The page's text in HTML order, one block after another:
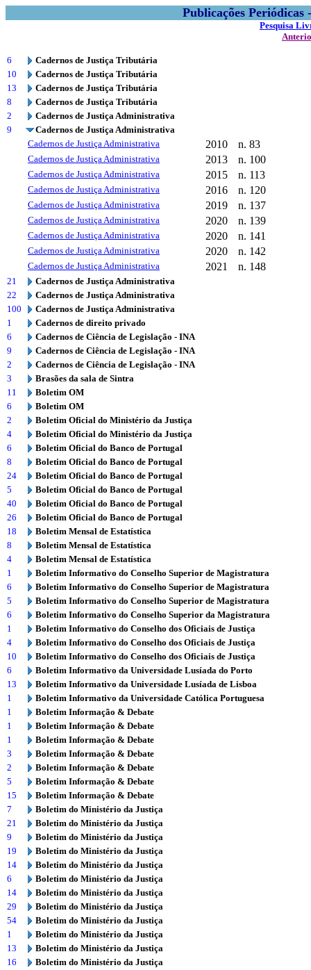
Publicações
Pesquisa
6
Cadernos de Justiça Tributária
10
Cadernos de Justiça Tributária
13
Cadernos de Justiça Tributária
8
Cadernos de Justiça Tributária
2
Cadernos de Justiça Administrativa
9
Cadernos de Justiça Administrativa
Cadernos de Justiça Administrativa
2010 n. 83
Cadernos de Justiça Administrativa 2013 n. 100
Cadernos de Justiça Administrativa 2015 n. 113
Cadernos de Justiça Administrativa 2016 n. 120
Cadernos de Justiça Administrativa 2019 n. 137
Cadernos de Justiça Administrativa 2020 n. 139
Cadernos de Justiça Administrativa 2020 n. 141
Cadernos de Justiça Administrativa 2020 n. 142
Cadernos de Justiça Administrativa 2021 n. 148
21
Cadernos de Justiça Administrativa
22
Cadernos de Justiça Administrativa
100
Cadernos de Justiça Administrativa
1
Cadernos de direito privado
6
Cadernos de Ciência de Legislação - INA
9
Cadernos de Ciência de Legislação - INA
2
Cadernos de Ciência de Legislação - INA
3
Brasões da sala de Sintra
11
Boletim OM
6
Boletim OM
2
Boletim Oficial do Ministério da Justiça
4
Boletim Oficial do Ministério da Justiça
6
Boletim Oficial do Banco de Portugal
8
Boletim Oficial do Banco de Portugal
24
Boletim Oficial do Banco de Portugal
5
Boletim Oficial do Banco de Portugal
40
Boletim Oficial do Banco de Portugal
26
Boletim Oficial do Banco de Portugal
18
Boletim Mensal de Estatística
8
Boletim Mensal de Estatística
4
Boletim Mensal de Estatística
1
Boletim Informativo do Conselho Superior de Magistratura
6
Boletim Informativo do Conselho Superior de Magistratura
5
Boletim Informativo do Conselho Superior de Magistratura
6
Boletim Informativo do Conselho Superior da Magistratura
1
Boletim Informativo do Conselho dos Oficiais de Justiça
4
Boletim Informativo do Conselho dos Oficiais de Justiça
10
Boletim Informativo do Conselho dos Oficiais de Justiça
6
Boletim Informativo da Universidade Lusíada do Porto
13
Boletim Informativo da Universidade Lusíada de Lisboa
1
Boletim Informativo da Universidade Católica Portuguesa
1
Boletim Informação & Debate
1
Boletim Informação & Debate
1
Boletim Informação & Debate
3
Boletim Informação & Debate
2
Boletim Informação & Debate
5
Boletim Informação & Debate
15
Boletim Informação & Debate
7
Boletim do Ministério da Justiça
21
Boletim do Ministério da Justiça
9
Boletim do Ministério da Justiça
19
Boletim do Ministério da Justiça
14
Boletim do Ministério da Justiça
6
Boletim do Ministério da Justiça
14
Boletim do Ministério da Justiça
29
Boletim do Ministério da Justiça
54
Boletim do Ministério da Justiça
1
Boletim do Ministério da Justiça
13
Boletim do Ministério da Justiça
16
Boletim do Ministério da Justiça